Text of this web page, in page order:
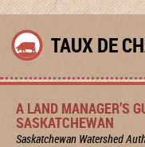
TAUX DE
A LAND MANAGER’S
SASKATCHEWAN
Saskatchewan Watershed